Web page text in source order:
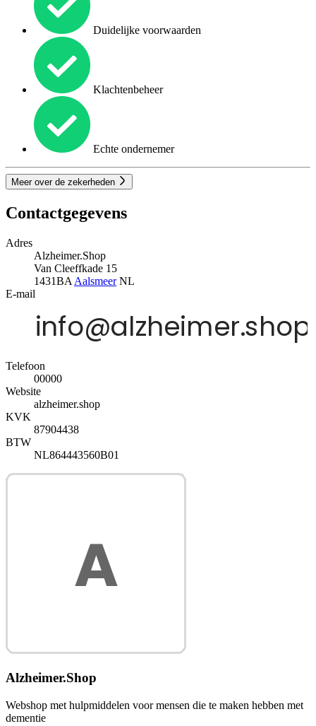
Duidelijke voorwaarden
Klachtenbeheer
Echte ondernemer
Meer over de zekerheden
Contactgegevens
Adres
Alzheimer.Shop
Van Cleeffkade 15
1431BA AalsmeerNL
E-mail
Telefoon
00000
Website
alzheimer.shop
KVK
87904438
BTW
NL864443560B01
Alzheimer.Shop
Webshop met hulpmiddelen voor mensen die te maken hebben met
dementie